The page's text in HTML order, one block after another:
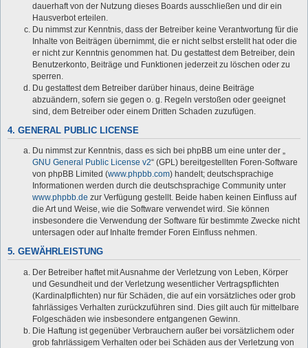
dauerhaft von der Nutzung dieses Boards ausschließen und dir ein
Hausverbot erteilen.
Du nimmst zur Kenntnis, dass der Betreiber keine Verantwortung für die
Inhalte von Beiträgen übernimmt, die er nicht selbst erstellt hat oder die
er nicht zur Kenntnis genommen hat. Du gestattest dem Betreiber, dein
Benutzerkonto, Beiträge und Funktionen jederzeit zu löschen oder zu
sperren.
Du gestattest dem Betreiber darüber hinaus, deine Beiträge
abzuändern, sofern sie gegen o. g. Regeln verstoßen oder geeignet
sind, dem Betreiber oder einem Dritten Schaden zuzufügen.
4. GENERAL PUBLIC LICENSE
Du nimmst zur Kenntnis, dass es sich bei phpBB um eine unter der „
GNU General Public License v2“ (GPL) bereitgestellten Foren-Software
von phpBB Limited (www.phpbb.com) handelt; deutschsprachige
Informationen werden durch die deutschsprachige Community unter
www.phpbb.de zur Verfügung gestellt. Beide haben keinen Einfluss auf
die Art und Weise, wie die Software verwendet wird. Sie können
insbesondere die Verwendung der Software für bestimmte Zwecke nicht
untersagen oder auf Inhalte fremder Foren Einfluss nehmen.
5. GEWÄHRLEISTUNG
Der Betreiber haftet mit Ausnahme der Verletzung von Leben, Körper
und Gesundheit und der Verletzung wesentlicher Vertragspflichten
(Kardinalpflichten) nur für Schäden, die auf ein vorsätzliches oder grob
fahrlässiges Verhalten zurückzuführen sind. Dies gilt auch für mittelbare
Folgeschäden wie insbesondere entgangenen Gewinn.
Die Haftung ist gegenüber Verbrauchern außer bei vorsätzlichem oder
grob fahrlässigem Verhalten oder bei Schäden aus der Verletzung von